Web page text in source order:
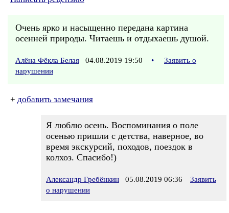
Очень ярко и насыщенно передана картина
осенней природы. Читаешь и отдыхаешь душой.
Алёна Фёкла Белая 04.08.2019 19:50 •
Заявить о
нарушении
+ добавить замечания
Я люблю осень. Воспоминания о поле
осенью пришли с детства, наверное, во
время экскурсий, походов, поездок в
колхоз. Спасибо!)
Александр Гребёнкин 05.08.2019 06:36
Заявить
о нарушении